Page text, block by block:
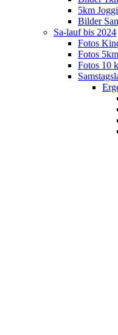
5km
Bilder
Sa-lauf bis 2024
Fotos
Fotos
Fotos 10